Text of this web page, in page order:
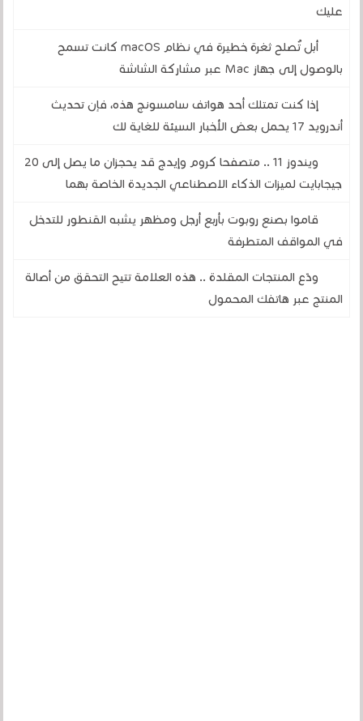
عليك
أبل تُصلح ثغرة خطيرة في نظام macOS كانت تسمح
بالوصول إلى جهاز Mac عبر مشاركة الشاشة
إذا كنت تمتلك أحد هواتف سامسونج هذه، فإن تحديث
أندرويد 17 يحمل بعض الأخبار السيئة للغاية لك
ويندوز 11 .. متصفحا كروم وإيدج قد يحجزان ما يصل إلى 20
جيجابايت لميزات الذكاء الاصطناعي الجديدة الخاصة بهما
قاموا بصنع روبوت بأربع أرجل ومظهر يشبه القنطور للتدخل
في المواقف المتطرفة
ودّع المنتجات المقلدة .. هذه العلامة تتيح التحقق من أصالة
المنتج عبر هاتفك المحمول